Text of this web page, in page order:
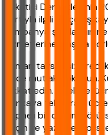
Tüketici Dernekleri'nin
kartıyla ilgili en çok
kampanya şartlarının
hizmetlerine ulaşma
Uzman tavsiyesi:
önce mutlaka okuyun.
dikkat edin. Özellikle
bankaya tek taraflı
Şüpheli bir durum
geçin ve yazılı cevap